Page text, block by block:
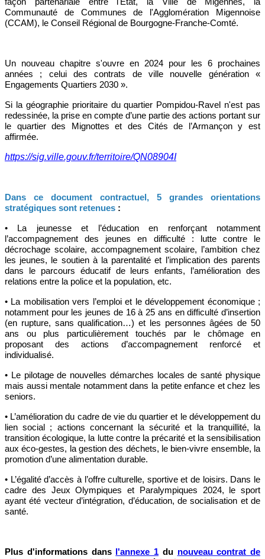
façon partenariale entre l'Etat, la Ville de Migennes, la
Communauté de Communes de l'Agglomération Migennoise
(CCAM), le Conseil Régional de Bourgogne-Franche-Comté.
Un nouveau chapitre s'ouvre en 2024 pour les 6 prochaines
années ; celui des contrats de ville nouvelle génération «
Engagements Quartiers 2030 ».
Si la géographie prioritaire du quartier Pompidou-Ravel n'est pas
redessinée, la prise en compte d’une partie des actions portant sur
le quartier des Mignottes et des Cités de l’Armançon y est
affirmée.
https://sig.ville.gouv.fr/territoire/QN08904I
Dans ce document contractuel, 5 grandes orientations
stratégiques sont retenues :
• La jeunesse et l’éducation en renforçant notamment
l’accompagnement des jeunes en difficulté : lutte contre le
décrochage scolaire, accompagnement scolaire, l’ambition chez
les jeunes, le soutien à la parentalité et l’implication des parents
dans le parcours éducatif de leurs enfants, l’amélioration des
relations entre la police et la population, etc.
• La mobilisation vers l’emploi et le développement économique ;
notamment pour les jeunes de 16 à 25 ans en difficulté d’insertion
(en rupture, sans qualification…) et les personnes âgées de 50
ans ou plus particulièrement touchés par le chômage en
proposant des actions d’accompagnement renforcé et
individualisé.
• Le pilotage de nouvelles démarches locales de santé physique
mais aussi mentale notamment dans la petite enfance et chez les
seniors.
• L’amélioration du cadre de vie du quartier et le développement du
lien social ; actions concernant la sécurité et la tranquillité, la
transition écologique, la lutte contre la précarité et la sensibilisation
aux éco-gestes, la gestion des déchets, le bien-vivre ensemble, la
promotion d’une alimentation durable.
• L’égalité d’accès à l’offre culturelle, sportive et de loisirs. Dans le
cadre des Jeux Olympiques et Paralympiques 2024, le sport
ayant été vecteur d’intégration, d’éducation, de socialisation et de
santé.
Plus d'informations dans l'annexe 1 du nouveau contrat de